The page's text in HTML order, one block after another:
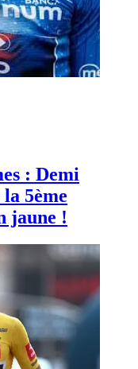
: Demi
5ème
jaune !